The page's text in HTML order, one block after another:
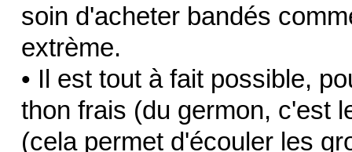
soin d'acheter bandés
extrème.
• Il est tout à fait possible,
thon frais (du germon, c'est
(cela permet d'écouler les